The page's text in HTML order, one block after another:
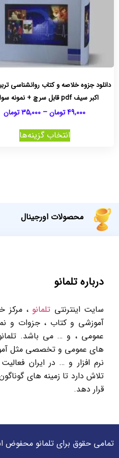
دانلود جزوه خلاصه و کتاب روانشناسی
اکبر سیف pdf قابل سرچ + نمونه سوالات
49,000تومان –
35,000تومان
انتخاب گزینه‌ها
محصولات اورجینال
درباره تلمانو
سایت اینترنتی تلمانو ، مرکز
آموزشی و کتاب ، جزوات و
عمومی ، و … می باشد.
های عمومی و تخصصی مثل
نرم افزار و … در ایران
تلاش دارد تا زمینه های
قرار دهد.
تمامی حقوق برای تلمانو محفوض